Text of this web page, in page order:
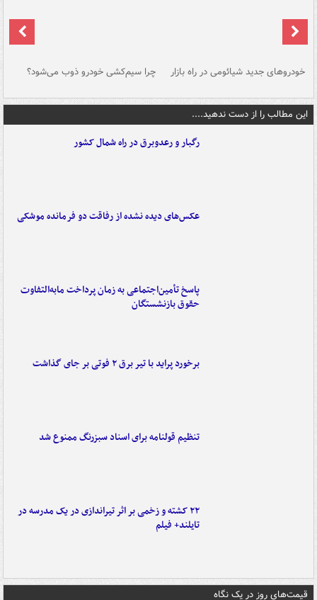
خودروهای جدید شیائومی در راه بازار چرا سیم‌کشی خودرو ذوب می‌شود؟
این مطالب را از دست ندهید....
رگبار و رعدوبرق در راه شمال کشور
عکس‌های دیده نشده از رفاقت دو فرمانده‌ موشکی
پاسخ تأمین‌اجتماعی به زمان پرداخت مابه‌التفاوت
حقوق بازنشستگان
برخورد پراید با تیر برق ۲ فوتی بر جای گذاشت
تنظیم قولنامه برای اسناد سبزرنگ ممنوع شد
۲۲ کشته و زخمی بر اثر تیراندازی در یک مدرسه در
تایلند+ فیلم
قیمت‌های روز در یک نگاه